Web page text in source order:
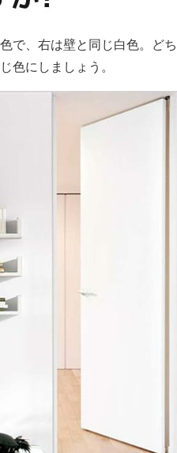
で、右は壁と同じ白色。どち
色にしましょう。